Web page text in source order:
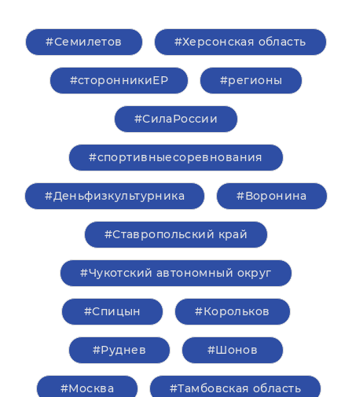
#Семилетов #Херсонская область
#сторонникиЕР #регионы
#СилаРоссии
#спортивныесоревнования
#Деньфизкультурника #Воронина
#Ставропольский край
#Чукотский автономный округ
#Спицын #Корольков
#Руднев #Шонов
#Москва #Тамбовская область